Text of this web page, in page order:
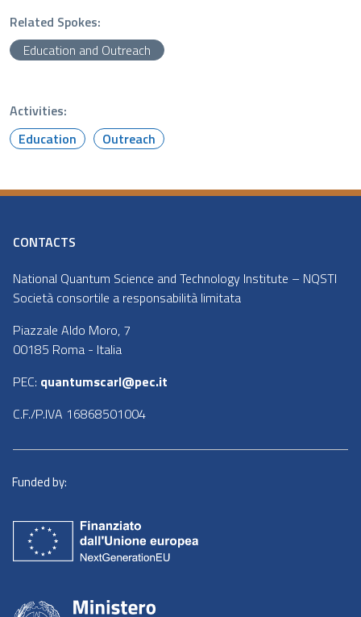
Related Spokes:
Education and Outreach
Activities:
Education
Outreach
CONTACTS
National Quantum Science and Technology Institute – NQSTI
Società consortile a responsabilità limitata
Piazzale Aldo Moro, 7
00185 Roma - Italia
PEC: quantumscarl@pec.it
C.F./P.IVA 16868501004
Funded by: